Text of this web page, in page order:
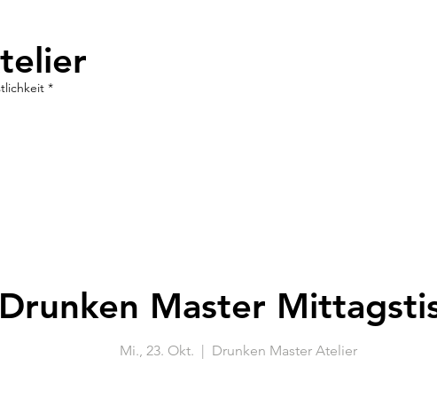
*
Drunken Master
Mi., 23. Okt.
  |
Drunken Master Atelier